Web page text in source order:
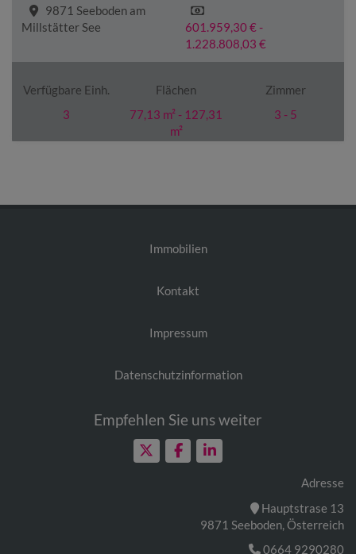
9871 Seeboden am
Millstätter See
601.959,30 € -
1.228.808,03 €
Verfügbare Einh.
3
Flächen
77,13 m² - 127,31
m²
Zimmer
3 - 5
Immobilien
Kontakt
Impressum
Datenschutzinformation
Empfehlen Sie uns weiter
Adresse
Hauptstrase 13
9871 Seeboden, Österreich
0664 9290280